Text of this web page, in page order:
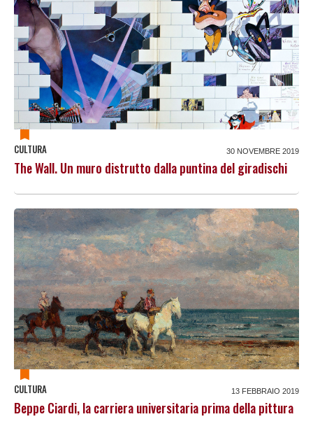
CULTURA 30 NOVEMBRE 2019
The Wall. Un muro distrutto dalla puntina del giradischi
CULTURA 13 FEBBRAIO 2019
Beppe Ciardi, la carriera universitaria prima della pittura